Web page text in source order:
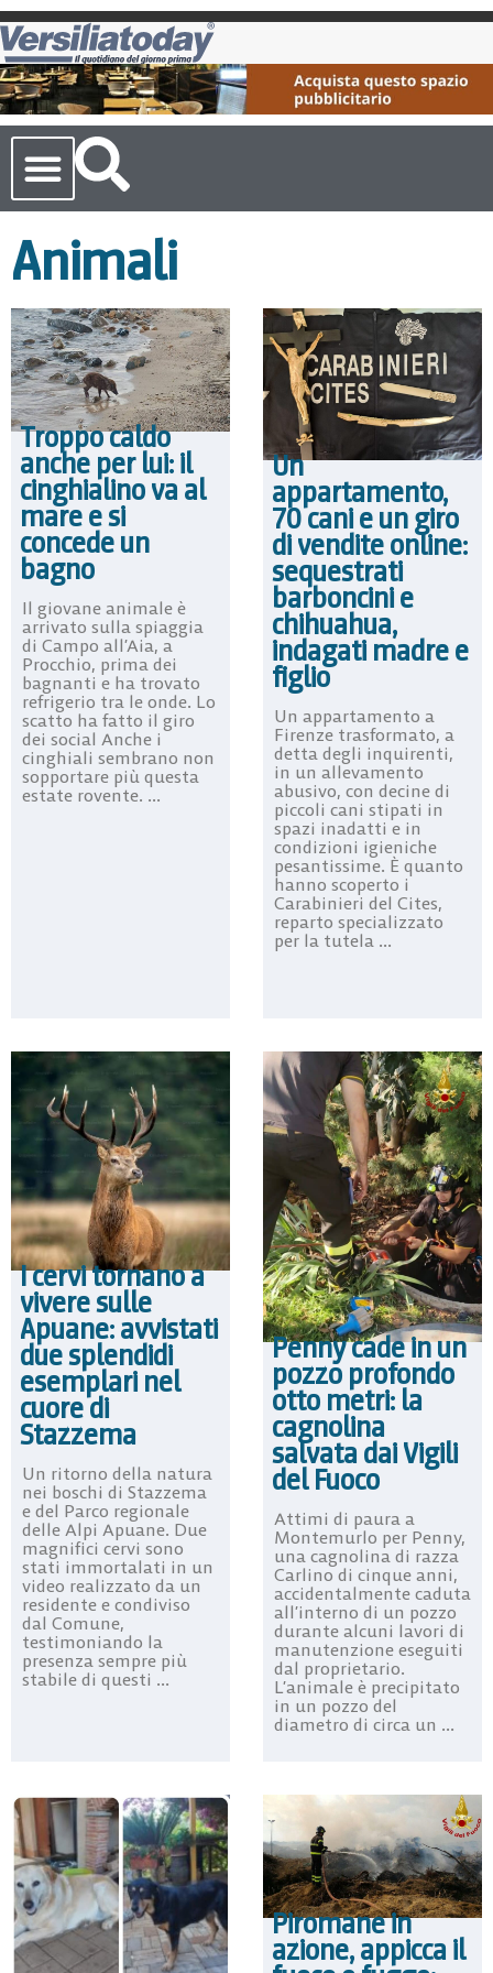
Animali
Troppo caldo
anche per lui: il
cinghialino va al
mare e si
concede un
bagno
Il giovane animale è
arrivato sulla spiaggia
di Campo all’Aia, a
Procchio, prima dei
bagnanti e ha trovato
refrigerio tra le onde. Lo
scatto ha fatto il giro
dei social Anche i
cinghiali sembrano non
sopportare più questa
estate rovente. ...
Un
appartamento,
70 cani e un giro
di vendite online:
sequestrati
barboncini e
chihuahua,
indagati madre e
figlio
Un appartamento a
Firenze trasformato, a
detta degli inquirenti,
in un allevamento
abusivo, con decine di
piccoli cani stipati in
spazi inadatti e in
condizioni igieniche
pesantissime. È quanto
hanno scoperto i
Carabinieri del Cites,
reparto specializzato
per la tutela ...
I cervi tornano a
vivere sulle
Apuane: avvistati
due splendidi
esemplari nel
cuore di
Stazzema
Un ritorno della natura
nei boschi di Stazzema
e del Parco regionale
delle Alpi Apuane. Due
magnifici cervi sono
stati immortalati in un
video realizzato da un
residente e condiviso
dal Comune,
testimoniando la
presenza sempre più
stabile di questi ...
Penny cade in un
pozzo profondo
otto metri: la
cagnolina
salvata dai Vigili
del Fuoco
Attimi di paura a
Montemurlo per Penny,
una cagnolina di razza
Carlino di cinque anni,
accidentalmente caduta
all’interno di un pozzo
durante alcuni lavori di
manutenzione eseguiti
dal proprietario.
L’animale è precipitato
in un pozzo del
diametro di circa un ...
Piromane in
azione, appicca il